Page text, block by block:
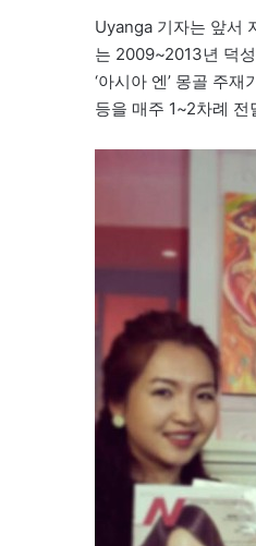
Uyanga 기자는 앞서
는 2009~2013년 덕
‘아시아 엔’ 몽골 주
등을 매주 1~2차례 전